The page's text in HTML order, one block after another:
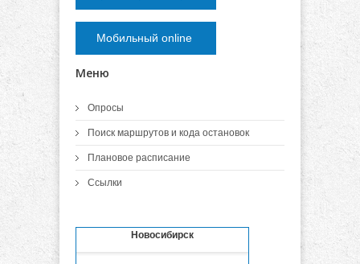
Мобильный online
Меню
Опросы
Поиск маршрутов и кода остановок
Плановое расписание
Ссылки
Новосибирск